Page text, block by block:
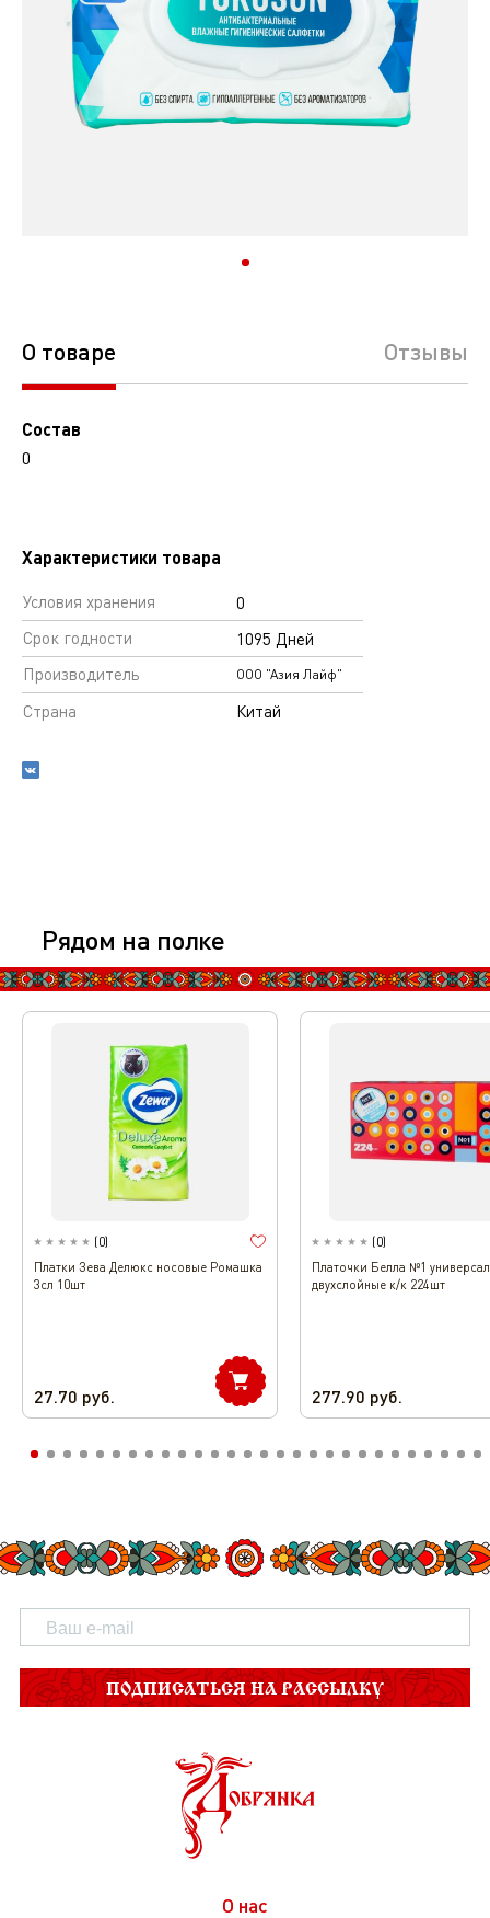
О товаре Отзывы
Состав
0
Характеристики товара
Условия хранения
0
Срок годности
1095 Дней
Производитель
ООО "Азия Лайф"
Страна Китай
Рядом на полке
(0)
Платки Зева Делюкс носовые Ромашка
3сл 10шт
27.70 руб.
(0)
Платочки Белла №1
двухслойные к/к 224шт
277.90 руб.
ПОДПИСАТЬСЯ НА РАССЫЛКУ
О нас